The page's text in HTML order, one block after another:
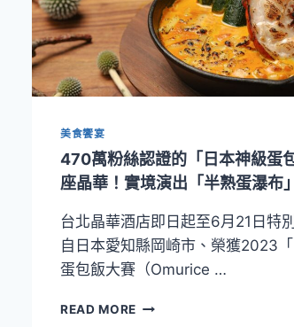
美食饗宴
470萬粉絲認證的「日本神級蛋
座晶華！實境演出「半熟蛋瀑布」
台北晶華酒店即日起至6月21日特
自日本愛知縣岡崎市、榮獲2023
蛋包飯大賽（Omurice …
READ MORE 470